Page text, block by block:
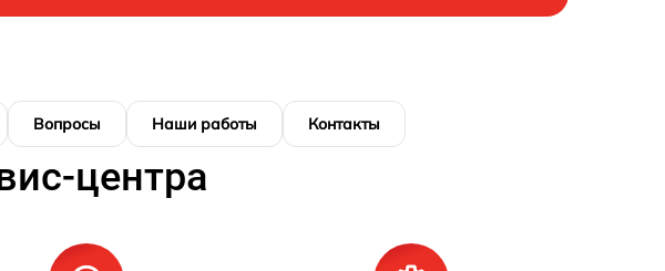
Вопросы Наши работы Контакты
центра